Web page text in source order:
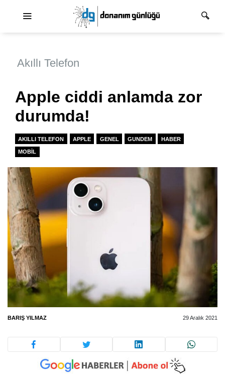
Akıllı Telefon
Apple ciddi anlamda zor
durumda!
AKILLI TELEFON APPLE GENEL GUNDEM HABER
MOBIL
BARIŞ YILMAZ 29 Aralık 2021